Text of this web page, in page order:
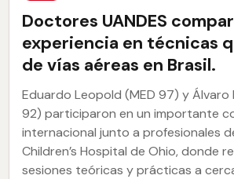
Doctores UANDES
experiencia en técnicas
de vías aéreas en Brasil.
Eduardo Leopold (MED 97) y Álvaro
92) participaron en un importante
internacional junto a profesionales
Children’s Hospital de Ohio, donde
sesiones teóricas y prácticas a